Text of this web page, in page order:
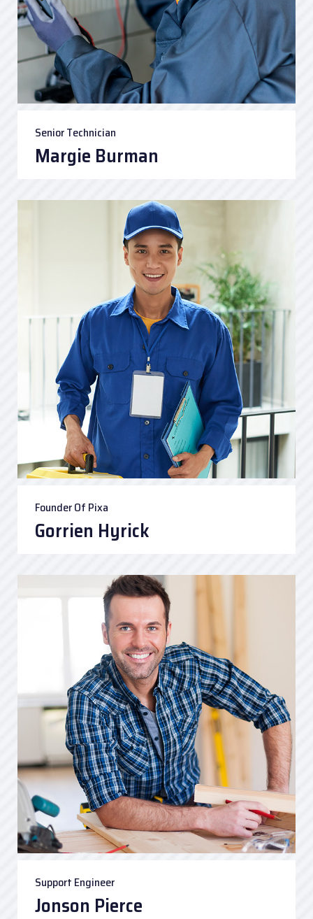
Senior Technician
Margie Burman
Founder Of Pixa
Gorrien Hyrick
Support Engineer
Jonson Pierce